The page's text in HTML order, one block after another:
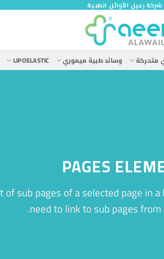
شركة رعيل الأوائل الطبية
متحركة وسائد طبية ميموري LIPOELASTIC
PAGES
of sub pages of a selected page in
need to link to sub pages from